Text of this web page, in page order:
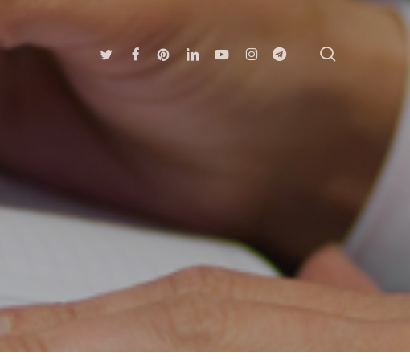
TwitterFacebookPinterestLinkedinYoutubeInstagramTelegram